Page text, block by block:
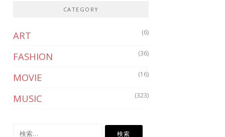
CATEGORY
ART (6)
FASHION (36)
MOVIE (16)
MUSIC (323)
検